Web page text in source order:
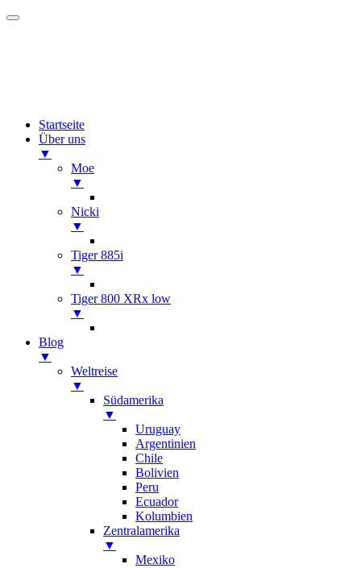
Startseite
Über uns
▼
Moe
▼
Nicki
▼
Tiger 885i
▼
Tiger 800 XRx low
▼
Blog
▼
Weltreise
▼
Südamerika
▼
Uruguay
Argentinien
Chile
Bolivien
Peru
Ecuador
Kolumbien
Zentralamerika
▼
Mexiko